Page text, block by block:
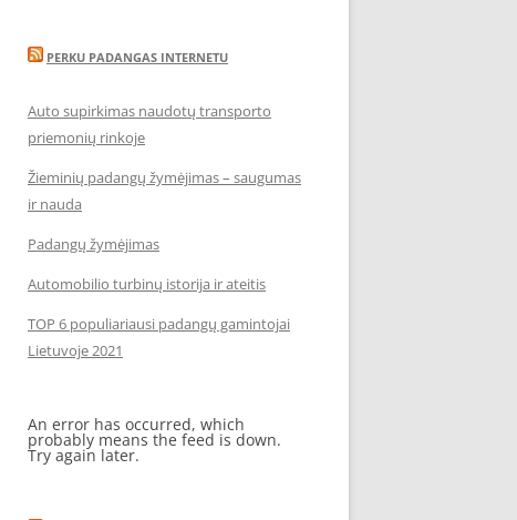
PERKU PADANGAS INTERNETU
Auto supirkimas naudotų transporto
priemonių rinkoje
Žieminių padangų žymėjimas – saugumas
ir nauda
Padangų žymėjimas
Automobilio turbinų istorija ir ateitis
TOP 6 populiariausi padangų gamintojai
Lietuvoje 2021
An error has occurred, which
probably means the feed is down.
Try again later.